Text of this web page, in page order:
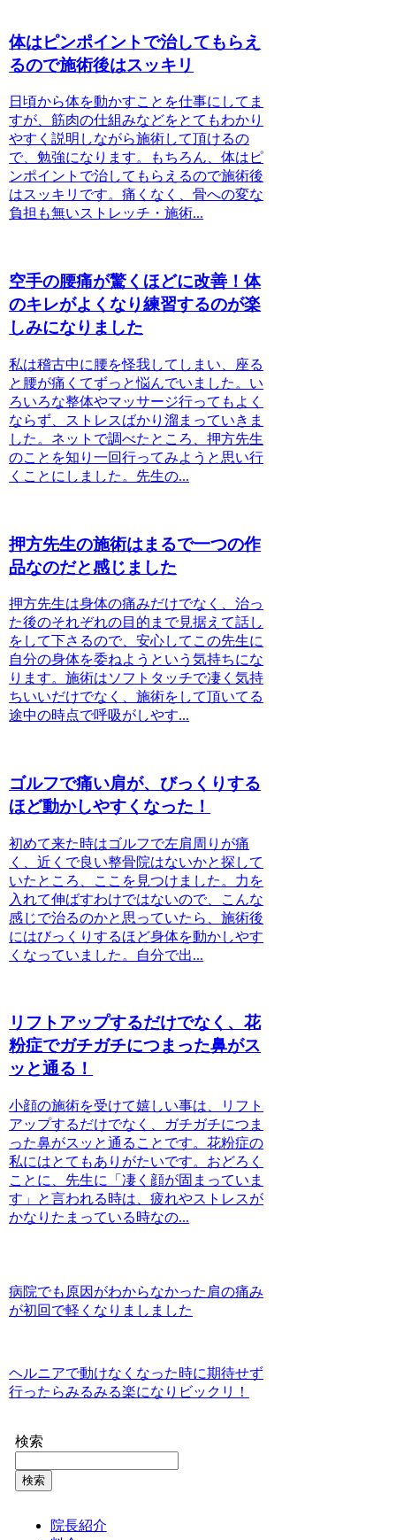
体はピンポイントで治してもらえ
るので施術後はスッキリ
日頃から体を動かすことを仕事にしてま
すが、筋肉の仕組みなどをとてもわかり
やすく説明しながら施術して頂けるの
で、勉強になります。もちろん、体はピ
ンポイントで治してもらえるので施術後
はスッキリです。痛くなく、骨への変な
負担も無いストレッチ・施術...
空手の腰痛が驚くほどに改善！体
のキレがよくなり練習するのが楽
しみになりました
私は稽古中に腰を怪我してしまい、座る
と腰が痛くてずっと悩んでいました。い
ろいろな整体やマッサージ行ってもよく
ならず、ストレスばかり溜まっていきま
した。ネットで調べたところ、押方先生
のことを知り一回行ってみようと思い行
くことにしました。先生の...
押方先生の施術はまるで一つの作
品なのだと感じました
押方先生は身体の痛みだけでなく、治っ
た後のそれぞれの目的まで見据えて話し
をして下さるので、安心してこの先生に
自分の身体を委ねようという気持ちにな
ります。施術はソフトタッチで凄く気持
ちいいだけでなく、施術をして頂いてる
途中の時点で呼吸がしやす...
ゴルフで痛い肩が、びっくりする
ほど動かしやすくなった！
初めて来た時はゴルフで左肩周りが痛
く、近くで良い整骨院はないかと探して
いたところ、ここを見つけました。力を
入れて伸ばすわけではないので、こんな
感じで治るのかと思っていたら、施術後
にはびっくりするほど身体を動かしやす
くなっていました。自分で出...
リフトアップするだけでなく、花
粉症でガチガチにつまった鼻がス
ッと通る！
小顔の施術を受けて嬉しい事は、リフト
アップするだけでなく、ガチガチにつま
った鼻がスッと通ることです。花粉症の
私にはとてもありがたいです。おどろく
ことに、先生に「凄く顔が固まっていま
す」と言われる時は、疲れやストレスが
かなりたまっている時なの...
病院でも原因がわからなかった肩の痛み
が初回で軽くなりましました
ヘルニアで動けなくなった時に期待せず
行ったらみるみる楽になりビックリ！
検索
検索
院長紹介